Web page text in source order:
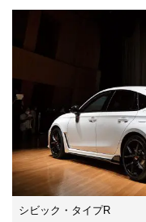
シビック・タイプR